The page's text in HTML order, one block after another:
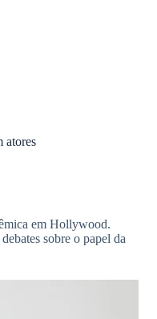
atores
em Hollywood.
sobre o papel da